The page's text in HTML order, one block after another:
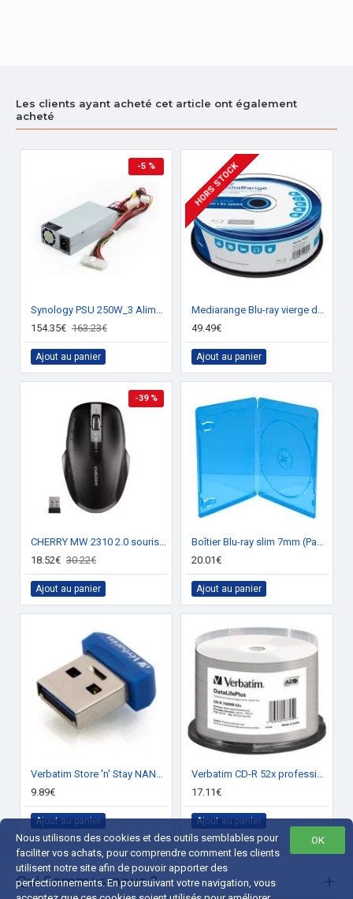
Les clients ayant acheté cet article ont également
acheté
-5 %
Synology PSU 250W_3 Alimentation 250W
154.35€ 163.23€
Ajout au panier
HORS STOCK
Mediarange Blu-ray vierge double couche BD-R DL 50Go (Boite de 25)
49.49€
Ajout au panier
-39 %
CHERRY MW 2310 2.0 souris sans fil Optique 2400 DPI
18.52€ 30.22€
Ajout au panier
Boîtier Blu-ray slim 7mm (Pack de 50)
20.01€
Ajout au panier
Verbatim Store 'n' Stay NANO 32 Go
9.89€
Ajout au panier
Verbatim CD-R 52x professional imprimable (boite de 50)
17.11€
Ajout au panier
Qui Sommes-nous ?
OK
Nous utilisons des cookies et des outils semblables pour
faciliter vos achats, pour comprendre comment les clients
utilisent notre site afin de pouvoir apporter des
perfectionnements. En poursuivant votre navigation, vous